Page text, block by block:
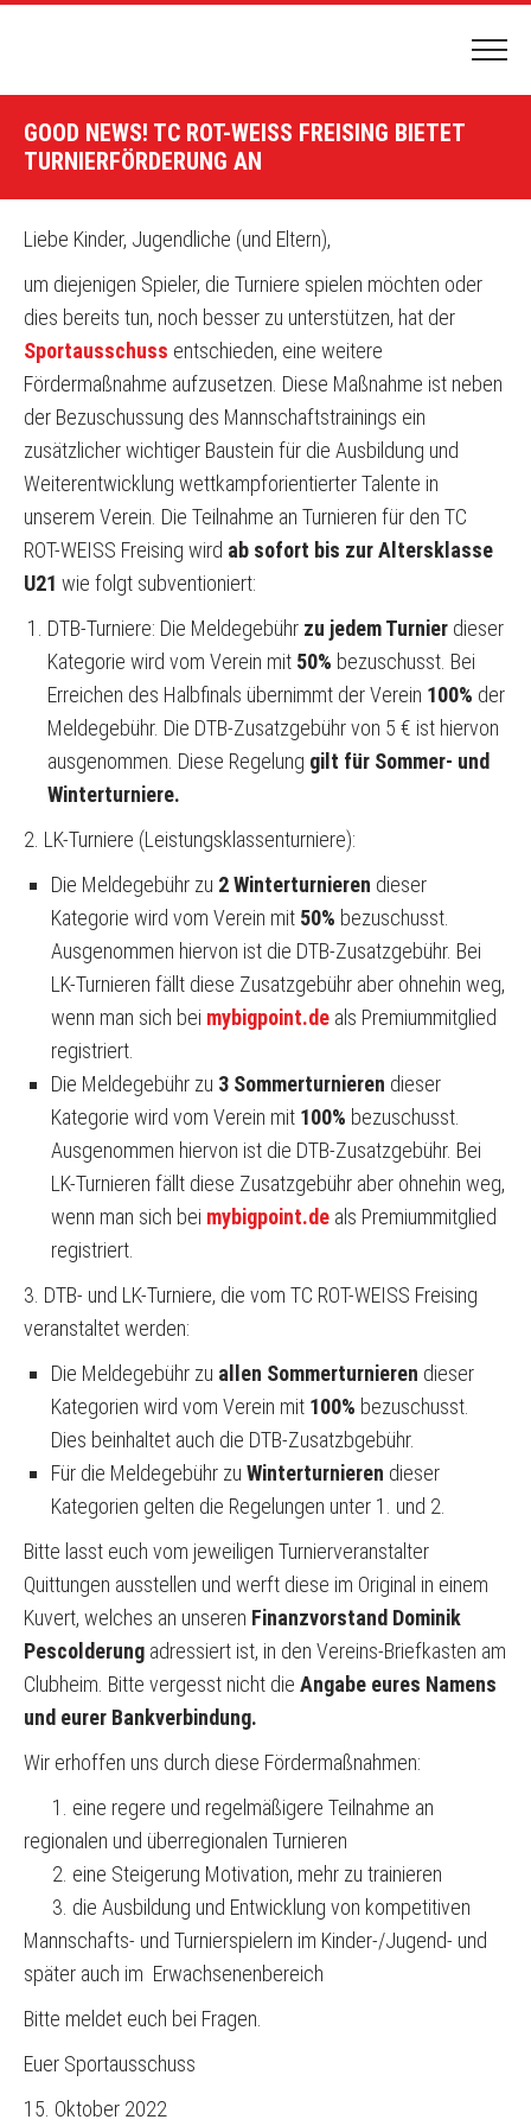
PLATZBUCHUNG
HALLENBUCHUNG
DER CLUB
CLUBGELÄNDE & ANFAHRT
NEWS & TERMINE
VORSTAND
VEREINSCHRONIK
TENNIS SPIELEN
MITGLIEDSCHAFT
GASTSPIELER/PLATZBUCHUNG
TENNISSCHULE
MANNSCHAFTEN
TEAMKLEIDUNG
GOOD NEWS! TC ROT-WEISS FREISING BIETET
TURNIERFÖRDERUNG AN
Liebe Kinder, Jugendliche (und Eltern),
um diejenigen Spieler, die Turniere spielen möchten oder
dies bereits tun, noch besser zu unterstützen, hat der
Sportausschuss entschieden, eine weitere
Fördermaßnahme aufzusetzen. Diese Maßnahme ist neben
der Bezuschussung des Mannschaftstrainings ein
zusätzlicher wichtiger Baustein für die Ausbildung und
Weiterentwicklung wettkampforientierter Talente in
unserem Verein. Die Teilnahme an Turnieren für den TC
ROT-WEISS Freising wird ab sofort bis zur Altersklasse
U21 wie folgt subventioniert:
DTB-Turniere: Die Meldegebührzu jedem Turnierdieser
Kategorie wird vom Verein mit 50% bezuschusst. Bei
Erreichen des Halbfinals übernimmt der Verein 100% der
Meldegebühr. Die DTB-Zusatzgebühr von 5 € ist hiervon
ausgenommen. Diese Regelung gilt für Sommer- und
Winterturniere.
2. LK-Turniere (Leistungsklassenturniere):
Die Meldegebühr zu 2 Winterturnieren dieser
Kategorie wird vom Verein mit 50% bezuschusst.
Ausgenommen hiervon ist die DTB-Zusatzgebühr. Bei
LK-Turnieren fällt diese Zusatzgebühr aber ohnehin weg,
wenn man sich bei mybigpoint.de als Premiummitglied
registriert.
Die Meldegebühr zu 3 Sommerturnieren dieser
Kategorie wird vom Verein mit 100% bezuschusst.
Ausgenommen hiervon ist die DTB-Zusatzgebühr. Bei
LK-Turnieren fällt diese Zusatzgebühr aber ohnehin weg,
wenn man sich bei mybigpoint.de als Premiummitglied
registriert.
3. DTB- und LK-Turniere, die vom TC ROT-WEISS Freising
veranstaltet werden:
Die Meldegebühr zu allen Sommerturnieren dieser
Kategorien wird vom Verein mit 100% bezuschusst.
Dies beinhaltet auch die DTB-Zusatzbgebühr.
Für die Meldegebühr zuWinterturnieren dieser
Kategorien gelten die Regelungen unter 1. und 2.
Bitte lasst euch vom jeweiligen Turnierveranstalter
Quittungen ausstellen und werft diese im Original in einem
Kuvert, welches an unseren Finanzvorstand Dominik
Pescolderung adressiert ist, in den Vereins-Briefkasten am
Clubheim. Bitte vergesst nicht die Angabe eures Namens
und eurer Bankverbindung.
Wir erhoffen uns durch diese Fördermaßnahmen:
1. eine regere und regelmäßigere Teilnahme an
regionalen und überregionalen Turnieren
2. eine Steigerung Motivation, mehr zu trainieren
3. die Ausbildung und Entwicklung von kompetitiven
Mannschafts- und Turnierspielern im Kinder-/Jugend- und
später auch im Erwachsenenbereich
Bitte meldet euch bei Fragen.
Euer Sportausschuss
15. Oktober 2022